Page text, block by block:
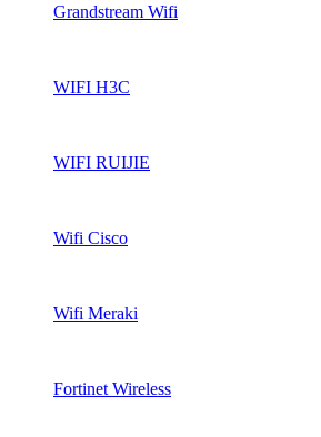
Grandstream Wifi
WIFI H3C
WIFI RUIJIE
Wifi Cisco
Wifi Meraki
Fortinet Wireless